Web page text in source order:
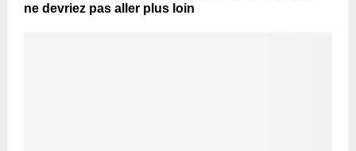
ne devriez pas aller plus loin